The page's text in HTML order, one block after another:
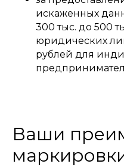
искаженных
300 тыс. до 500
юридических
рублей для
Ваши